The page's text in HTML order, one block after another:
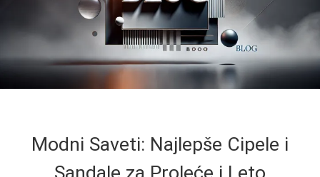
Modni Saveti: Najlepše Cipele i